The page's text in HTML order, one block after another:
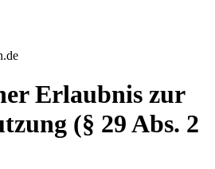
Erlaubnis zur
(§ 29 Abs. 2